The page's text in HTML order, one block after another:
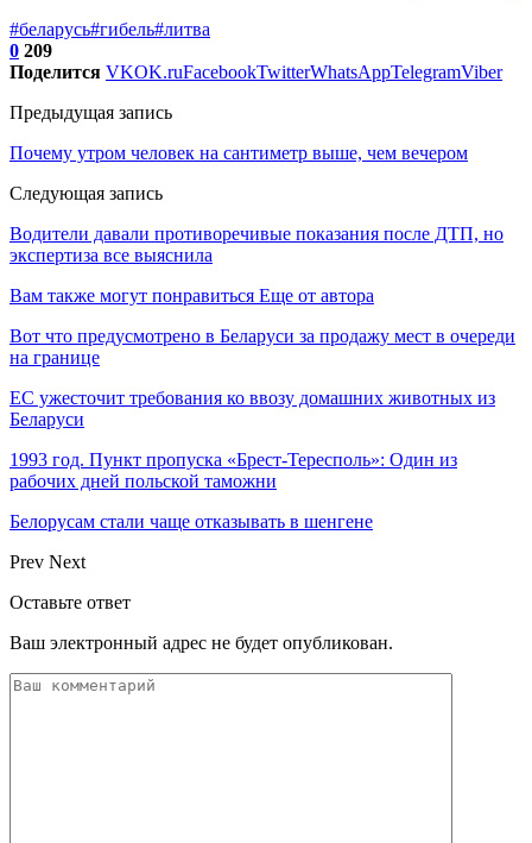
#беларусь#гибель#литва
0 209
Поделится VKOK.ruFacebookTwitterWhatsAppTelegramViber
Предыдущая запись
Почему утром человек на сантиметр выше, чем вечером
Следующая запись
Водители давали противоречивые показания после ДТП, но
экспертиза все выяснила
Вам также могут понравиться Еще от автора
Вот что предусмотрено в Беларуси за продажу мест в очереди
на границе
ЕС ужесточит требования ко ввозу домашних животных из
Беларуси
1993 год. Пункт пропуска «Брест-Тересполь»: Один из
рабочих дней польской таможни
Белорусам стали чаще отказывать в шенгене
Prev Next
Оставьте ответ
Ваш электронный адрес не будет опубликован.